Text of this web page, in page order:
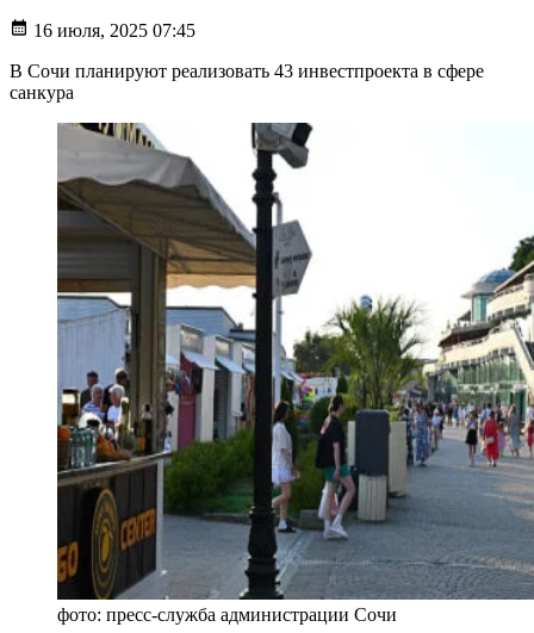
16 июля, 2025 07:45
В Сочи планируют реализовать 43 инвестпроекта в сфере
санкура
фото: пресс-служба администрации Сочи